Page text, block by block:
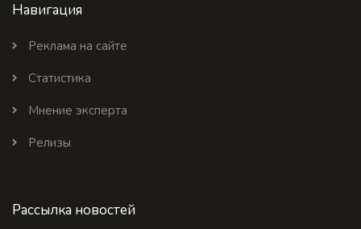
Навигация
Реклама на сайте
Статистика
Мнение эксперта
Релизы
Рассылка новостей